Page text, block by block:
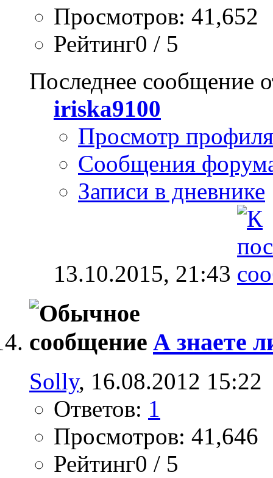
Просмотров: 41,652
Рейтинг0 / 5
Последнее сообщение
iriska9100
Просмотр профиля
Сообщения
Записи в дневнике
13.10.2015, 21:43
А знаете
Solly, 16.08.2012 15:22
Ответов: 1
Просмотров: 41,646
Рейтинг0 / 5